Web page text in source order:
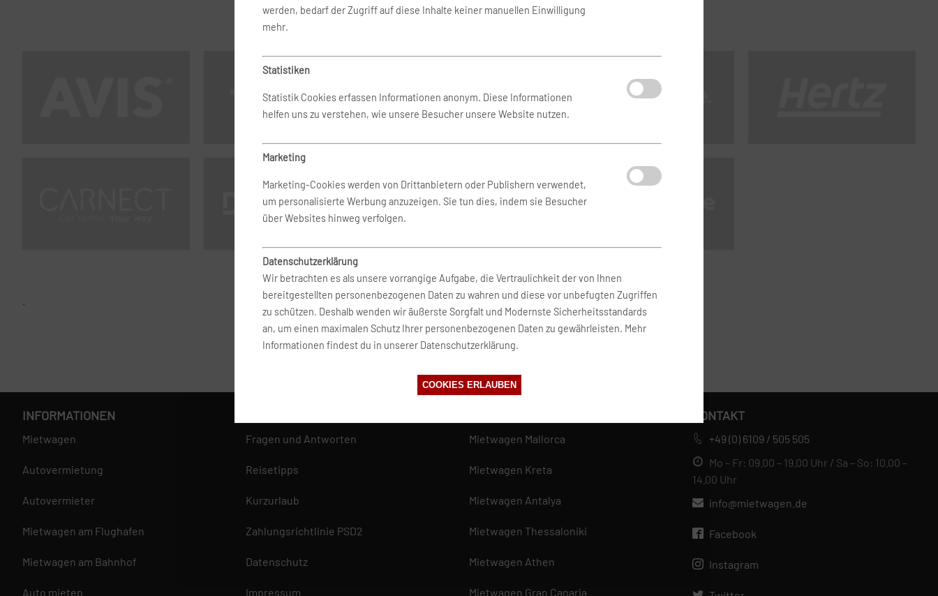
werden, bedarf der Zugriff auf diese Inhalte keiner manuellen Einwilligung
mehr.
Statistiken
Statistik Cookies erfassen Informationen anonym. Diese Informationen
helfen uns zu verstehen, wie unsere Besucher unsere Website nutzen.
Marketing
Marketing-Cookies werden von Drittanbietern oder Publishern verwendet,
um personalisierte Werbung anzuzeigen. Sie tun dies, indem sie Besucher
über Websites hinweg verfolgen.
Datenschutzerklärung
Wir betrachten es als unsere vorrangige Aufgabe, die Vertraulichkeit der von Ihnen
bereitgestellten personenbezogenen Daten zu wahren und diese vor unbefugten Zugriffen
zu schützen. Deshalb wenden wir äußerste Sorgfalt und Modernste Sicherheitsstandards
an, um einen maximalen Schutz Ihrer personenbezogenen Daten zu gewährleisten. Mehr
Informationen findest du in unserer Datenschutzerklärung.
COOKIES ERLAUBEN
INFORMATIONEN
Mietwagen
Autovermietung
Autovermieter
Mietwagen am Flughafen
Mietwagen am Bahnhof
Auto mieten
Fragen und Antworten
Reisetipps
Kurzurlaub
Zahlungsrichtlinie PSD2
Datenschutz
Impressum
Mietwagen Mallorca
Mietwagen Kreta
Mietwagen Antalya
Mietwagen Thessaloniki
Mietwagen Athen
Mietwagen Gran Canaria
KONTAKT
+49 (0) 6109 / 505 505
Mo – Fr: 09.00 – 19.00 Uhr / Sa – So: 10.00 –
14.00 Uhr
info@mietwagen.de
Facebook
Instagram